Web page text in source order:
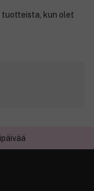
kun olet